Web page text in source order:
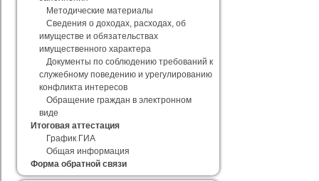
Методические материалы
Сведения о доходах, расходах, об
имуществе и обязательствах
имущественного характера
Документы по соблюдению требований к
служебному поведению и урегулированию
конфликта интересов
Обращение граждан в электронном
виде
Итоговая аттестация
График ГИА
Общая информация
Форма обратной связи